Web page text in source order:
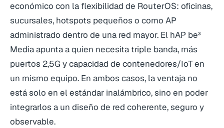
económico con la flexibilidad de RouterOS: oficinas,
sucursales, hotspots pequeños o como AP
administrado dentro de una red mayor. El hAP be³
Media apunta a quien necesita triple banda, más
puertos 2,5G y capacidad de contenedores/IoT en
un mismo equipo. En ambos casos, la ventaja no
está solo en el estándar inalámbrico, sino en poder
integrarlos a un diseño de red coherente, seguro y
observable.